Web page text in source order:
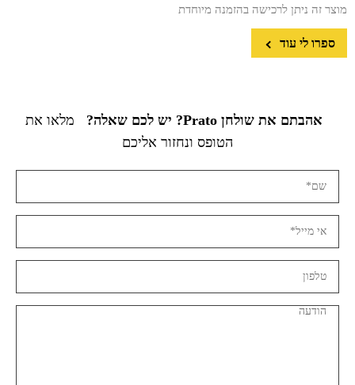
מוצר זה ניתן לרכישה בהזמנה מיוחדת
ספרו לי עוד
אהבתם את שולחן Prato? יש לכם שאלה?
מלאו את
הטופס ונחזור אליכם